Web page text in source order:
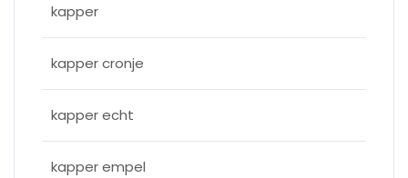
kapper
kapper cronje
kapper echt
kapper empel